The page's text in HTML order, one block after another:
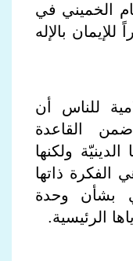
الخميني في
للإيمان بالإله
للناس أن
القاعدة
الدينيّة ولكنها
الفكرة ذاتها
بشأن وحدة
الرئيسية.